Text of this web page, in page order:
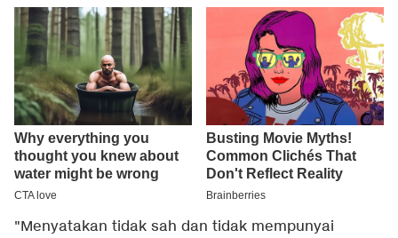
"Menyatakan tidak sah dan tidak mempunyai